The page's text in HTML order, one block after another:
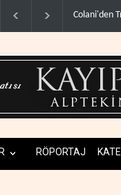
İsrail
RÖPORTAJ